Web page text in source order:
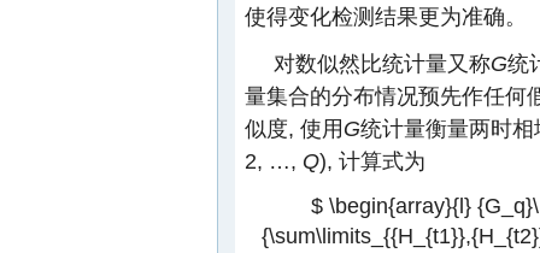
使得变化检测结果更为准确。
对数似然比统计量又称G统
量集合的分布情况预先作任何
似度, 使用G统计量衡量两时
2, …, Q), 计算式为
$ \begin{array}{l}